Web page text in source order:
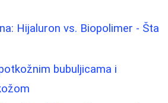
Hijaluron vs. Biopolimer - Šta
bubuljicama i